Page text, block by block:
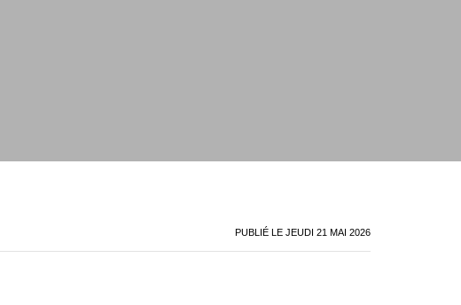
PUBLIÉ LE JEUDI 21 MAI 2026